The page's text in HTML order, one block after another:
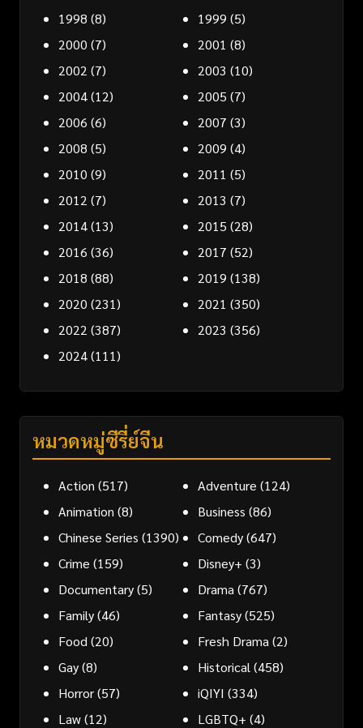
1998 (8) 1999 (5)
2000 (7) 2001 (8)
2002 (7) 2003 (10)
2004(12) 2005 (7)
2006 (6) 2007 (3)
2008 (5) 2009 (4)
2010 (9) 2011 (5)
2012 (7) 2013 (7)
2014(13) 2015 (28)
2016 (36) 2017 (52)
2018 (88) 2019 (138)
2020 (231) 2021 (350)
2022 (387) 2023 (356)
2024(111)
หมวดหมู่ซีรี่ย์จีน
Action (517) Adventure (124)
Animation (8) Business (86)
Chinese Series (1390) Comedy(647)
Crime (159) Disney+ (3)
Documentary(5) Drama (767)
Family(46) Fantasy(525)
Food (20) Fresh Drama (2)
Gay(8) Historical (458)
Horror(57) iQIYI (334)
Law(12) LGBTQ+ (4)